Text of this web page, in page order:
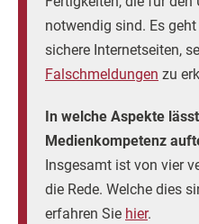
notwendig sind. Es
sichere Internetseiten,
Falschmeldungen zu
In welche Aspekte
Medienkompetenz
Insgesamt ist von vier
die Rede. Welche dies
erfahren Sie hier.